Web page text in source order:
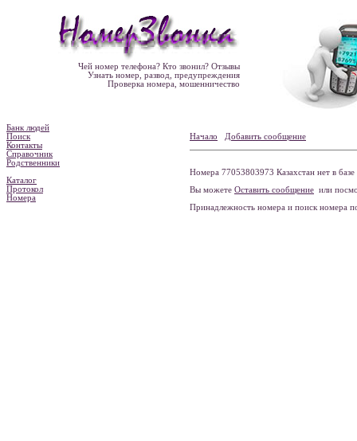
Чей номер телефона? Кто звонил? Отзывы
Узнать номер, развод, предупреждения
Проверка номера, мошенничество
Банк людей
Поиск
Контакты
Справочник
Родственники
Каталог
Протокол
Номера
Начало Добавить сообщение
Номера 77053803973 Казахстан нет в базе
Вы можете Оставить сообщение или
Принадлежность номера и поиск номера